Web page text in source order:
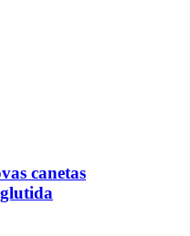
canetas